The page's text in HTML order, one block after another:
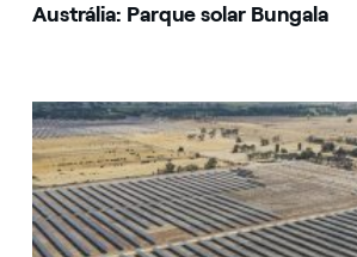
Austrália: Parque solar Bungala
Image that describe the search result